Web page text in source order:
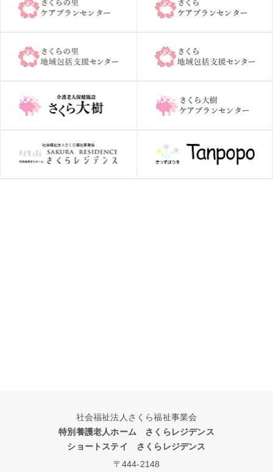
社会福祉法人さくら福祉事業会
特別養護老人ホーム さくらレジデンス
ショートステイ さくらレジデンス
〒444-2148